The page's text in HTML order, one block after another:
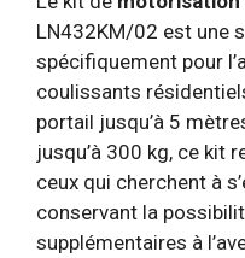
LN432KM/02 est une
spécifiquement pour
coulissants
portail jusqu’à 5
jusqu’à 300 kg, ce kit
ceux qui cherchent à
conservant la
supplémentaires à